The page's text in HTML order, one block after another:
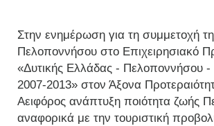
Στην ενημέρωση για τη συμμετοχή
Πελοποννήσου στο Επιχειρησιακό
«Δυτικής Ελλάδας - Πελοποννήσου
2007-2013» στον Άξονα
Αειφόρος ανάπτυξη ποιότητα ζωής
αναφορικά με την τουριστική